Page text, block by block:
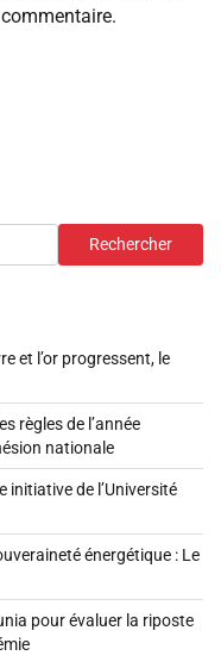
Rechercher
et l’or progressent, le
règles de l’année
nationale
initiative de l’Université
énergétique : Le
pour évaluer la riposte